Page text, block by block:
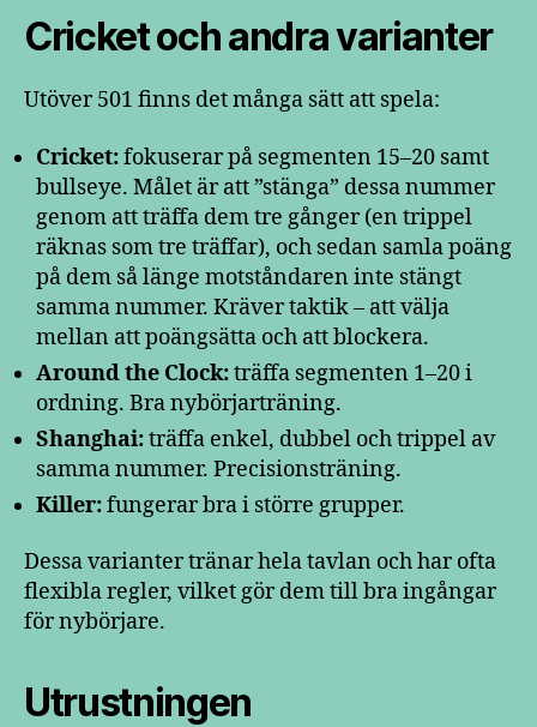
Cricket och andra varianter
Utöver 501 finns det många sätt att spela:
Cricket:fokuserar på segmenten 15–20 samt
bullseye. Målet är att ”stänga” dessa nummer
genom att träffa dem tre gånger (en trippel
räknas som tre träffar), och sedan samla poäng
på dem så länge motståndaren inte stängt
samma nummer. Kräver taktik – att välja
mellan att poängsätta och att blockera.
Around the Clock:träffa segmenten 1–20 i
ordning. Bra nybörjarträning.
Shanghai:träffa enkel, dubbel och trippel av
samma nummer. Precisionsträning.
Killer:fungerar bra i större grupper.
Dessa varianter tränar hela tavlan och har ofta
flexibla regler, vilket gör dem till bra ingångar
för nybörjare.
Utrustningen